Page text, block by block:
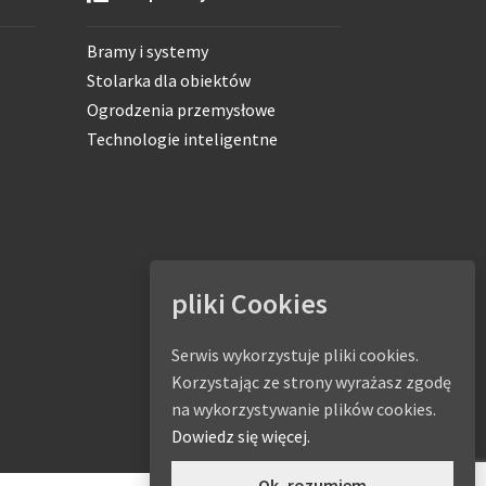
Bramy i systemy
Stolarka dla obiektów
Ogrodzenia przemysłowe
Technologie inteligentne
pliki Cookies
Serwis wykorzystuje pliki cookies.
Korzystając ze strony wyrażasz zgodę
na wykorzystywanie plików cookies.
Dowiedz się więcej.